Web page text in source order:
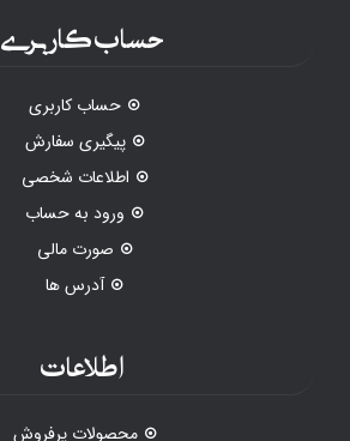
حساب کاربری
حساب کاربری
پیگیری سفارش
اطلاعات شخصی
ورود به حساب
صورت مالی
آدرس ها
اطلاعات
محصولات پرفروش